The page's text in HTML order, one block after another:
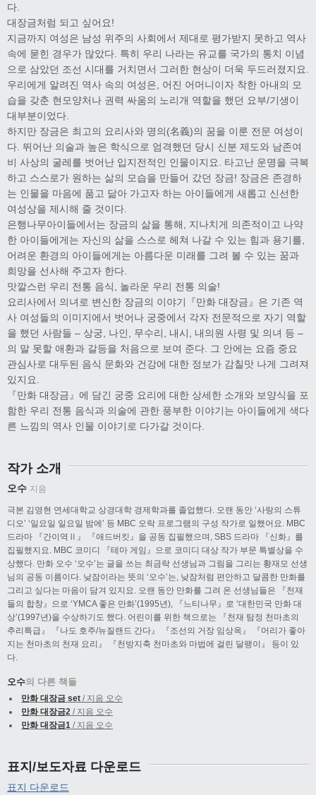
다.
대장금처럼 되고 싶어요!
지금까지 여성은 남성 위주의 사회에서 제대로 평가받지 못하고 역사
속에 묻힌 경우가 많았다. 특히 우리 나라는 유교를 국가의 통치 이념
으로 삼았던 조선 시대를 거치면서 그러한 현상이 더욱 두드러졌지요.
우리에게 알려진 역사 속의 여성은, 어진 어머니이자 착한 아내의 모
습을 갖춘 현모양처나 권력 싸움의 노리개 역할을 했던 요부/기생이
대부분이었다.
하지만 장금은 최고의 요리사와 명의(名義)의 꿈을 이룬 전문 여성이
다. 뛰어난 의술과 높은 학식으로 엄격했던 당시 신분 제도와 남존여
비 사상의 굴레를 벗어난 입지전적인 인물이지요. 타고난 운명을 극복
하고 스스로가 원하는 삶의 모습을 만들어 갔던 장금! 장금은 존경하
는 인물을 마음에 품고 닮아 가고자 하는 아이들에게 새롭고 신선한
여성상을 제시해 줄 것이다.
은행나무아이들에서는 장금의 삶을 통해, 지나치게 의존적이고 나약
한 아이들에게는 자신의 삶을 스스로 헤쳐 나갈 수 있는 힘과 용기를,
어려운 환경의 아이들에게는 아름다운 미래를 그려 볼 수 있는 꿈과
희망을 선사해 주고자 한다.
맛깔스런 우리 전통 음식, 놀라운 우리 전통 의술!
요리사에서 의녀로 변신한 장금의 이야기『만화 대장금』은 기존 역
사 여성들의 이미지에서 벗어나 궁중에서 각자 전문적으로 자기 역할
을 했던 사람들 – 상궁, 나인, 무수리, 내시, 내의원 사령 및 의녀 등 –
의 말 못할 애환과 갈등을 처음으로 보여 준다. 그 안에는 요즘 중요
관심사로 대두된 음식 문화와 건강에 대한 정보가 감칠맛 나게 그려져
있지요.
『만화 대장금』에 담긴 궁중 요리에 대한 상세한 소개와 보양식을 포
함한 우리 전통 음식과 의술에 관한 풍부한 이야기는 아이들에게 색다
른 느낌의 역사 인물 이야기로 다가갈 것이다.
작가 소개
오수 지음
극본 김영현 연세대학교 상경대학 경제학과를 졸업했다. 오랜 동안 ‘사랑의 스튜
디오’ ‘일요일 일요일 밤에’ 등 MBC 오락 프로그램의 구성 작가로 일했어요. MBC
드라마 『간이역Ⅱ』 『애드버킷』을 공동 집필했으며, SBS 드라마 『신화』를
집필했지요. MBC 코미디 『테마 게임』으로 코미디 대상 작가 부문 특별상을 수
상했다. 만화 오수 ‘오수’는 글을 쓰는 최금락 선생님과 그림을 그리는 황재모 선생
님의 공동 이름이다. 낮잠이라는 뜻의 ‘오수’는, 낮잠처럼 편안하고 달콤한 만화를
그리고 싶다는 마음이 담겨 있지요. 오랜 동안 만화를 그려 온 선생님들은 『천재
들의 합창』으로 ‘YMCA 좋은 만화’(1995년), 『느티나무』로 ‘대한민국 만화 대
상’(1997년)을 수상하기도 했다. 어린이를 위한 책으로는 『천재 탐정 천마초의
추리특급』 『나도 호주/뉴질랜드 간다』 『조선의 거장 임상옥』 『머리가 좋아
지는 천마초의 천재 요리』 『천방지축 천마초와 마법에 걸린 달팽이』 등이 있
다.
오수의 다른 책들
만화 대장금 set / 지음 오수
만화 대장금2 / 지음 오수
만화 대장금1 / 지음 오수
표지/보도자료 다운로드
표지 다운로드